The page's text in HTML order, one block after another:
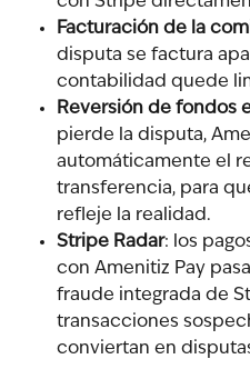
Facturación de la
disputa se factura
contabilidad quede
Reversión de fondos
pierde la disputa,
automáticamente el
transferencia, para
refleje la realidad.
Stripe Radar: los
con Amenitiz Pay
fraude integrada de
transacciones
conviertan en